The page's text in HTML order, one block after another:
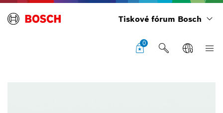
Tiskové fórum Bosch
0